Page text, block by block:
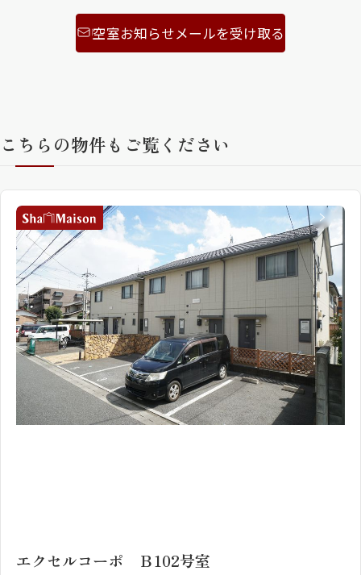
らくらくプラチナ
空室お知らせメールを受け取る
こちらの物件もご覧ください
エクセルコーポ Ｂ102号室